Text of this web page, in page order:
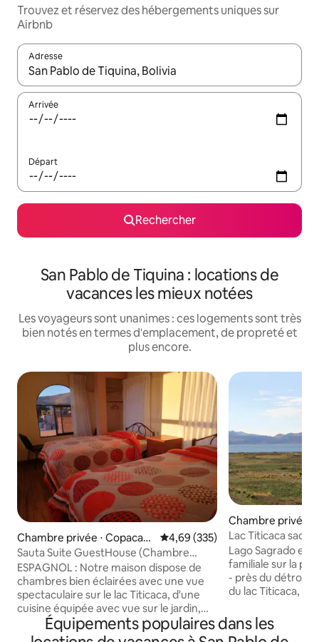
Trouvez et réservez des hébergements uniques sur
Airbnb
Adresse
Lorsque les résultats s'affichent, utilisez les flèches vers le
Arrivée
Départ
Rechercher
San Pablo de Tiquina : locations de
vacances les mieux notées
Les voyageurs sont unanimes : ces logements sont très
bien notés en termes d'emplacement, de propreté et
plus encore.
Chambre privée ⋅ Copacab
ana
Évaluation moyenne sur la
4,69 (335)
Sauta Suite GuestHouse (Chambre
double/Cuarto Doble)
ESPAGNOL : Notre maison dispose de
chambres bien éclairées avec une vue
spectaculaire sur le lac Titicaca, d'une
cuisine équipée avec vue sur le jardin,
d'un salon-salle à manger cosy pour se
reposer et profiter de l'ambiance et
Chambre privée ⋅
Lac Titicaca
agrotourisme
Lago Sagrado
familiale sur la
- près du détroit
du lac Titicaca,
notre maison est
naturels et
Équipements populaires dans les